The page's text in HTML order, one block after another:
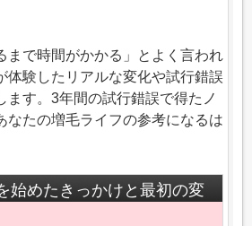
まで時間がかかる」とよく言われ
体験したリアルな変化や試行錯誤
ます。3年間の試行錯誤で得たノ
なたの増毛ライフの参考になるは
始めたきっかけと最初の変